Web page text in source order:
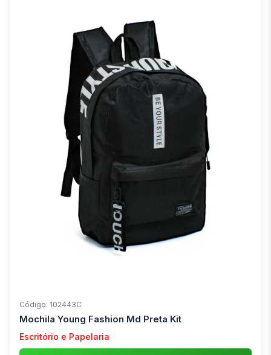
Código: 102443C
Mochila Young Fashion Md Preta Kit
Escritório e Papelaria